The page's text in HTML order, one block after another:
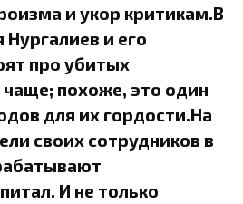
и укор критикам.В
и его
про убитых
чаще; похоже, это один
для их гордости.На
своих сотрудников в
И не только